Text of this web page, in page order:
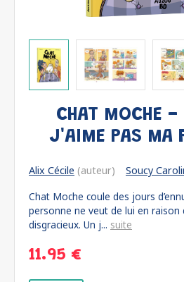
CHAT MOCHE
J'AIME PAS MA
Alix Cécile (auteur) Soucy
Chat Moche coule des jours
personne ne veut de lui en raison
disgracieux. Un j... suite
11.95 €